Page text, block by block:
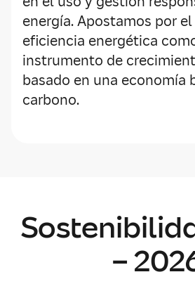
energía. Apostamos por
eficiencia energética
instrumento de
basado en una economía
carbono.
–